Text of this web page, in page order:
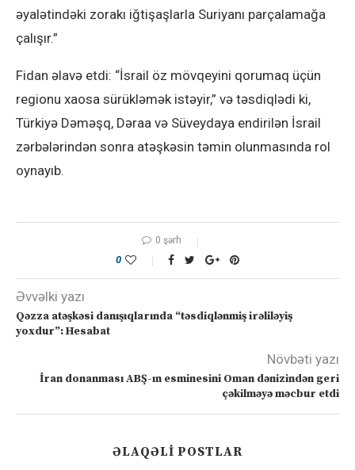
əyalətindəki zorakı iğtişaşlarla Suriyanı parçalamağa
çalışır.”
Fidan əlavə etdi: “İsrail öz mövqeyini qorumaq üçün
regionu xaosa sürükləmək istəyir,” və təsdiqlədi ki,
Türkiyə Dəməşq, Dəraa və Süveydaya endirilən İsrail
zərbələrindən sonra atəşkəsin təmin olunmasında rol
oynayıb.
0 şərh
0
Əvvəlki yazı
Qəzza atəşkəsi danışıqlarında “təsdiqlənmiş irəliləyiş
yoxdur”: Hesabat
Növbəti yazı
İran donanması ABŞ-ın esminesini Oman dənizindən geri
çəkilməyə məcbur etdi
ƏLAQƏLI POSTLAR